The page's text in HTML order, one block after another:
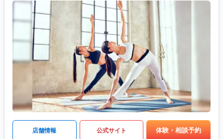
店舗情報 公式サイト 体験・相談予約